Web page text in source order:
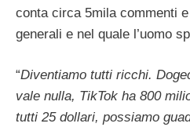
conta circa 5mila commenti
generali e nel quale l’uomo
“Diventiamo tutti ricchi.
vale nulla, TikTok ha 800
tutti 25 dollari, possiamo